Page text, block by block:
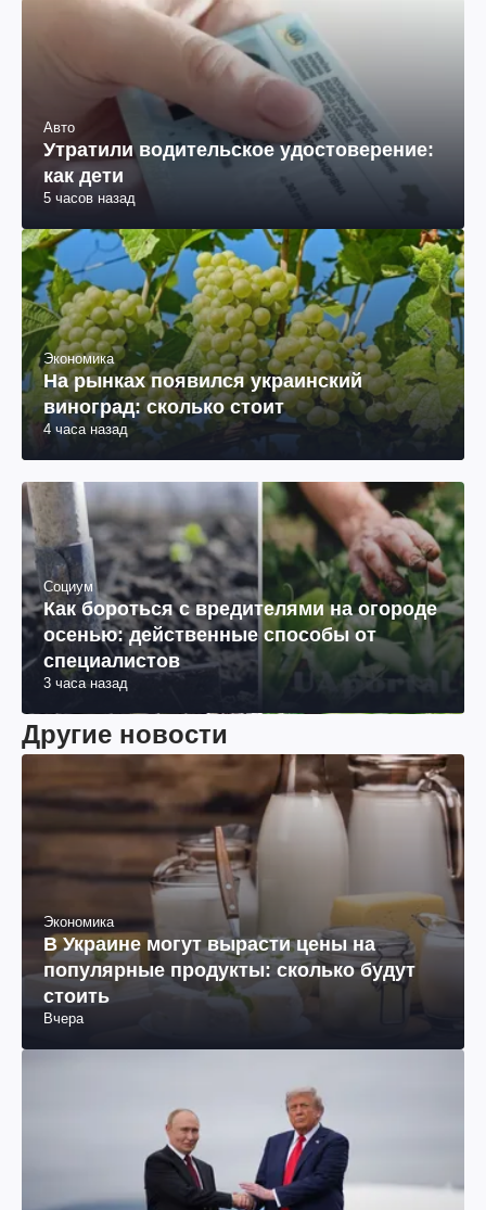
Авто
Утратили водительское удостоверение:
как дети
5 часов назад
Экономика
На рынках появился украинский
виноград: сколько стоит
4 часа назад
Социум
Как бороться с вредителями на огороде
осенью: действенные способы от
специалистов
3 часа назад
Другие новости
Экономика
В Украине могут вырасти цены на
популярные продукты: сколько будут
стоить
Вчера